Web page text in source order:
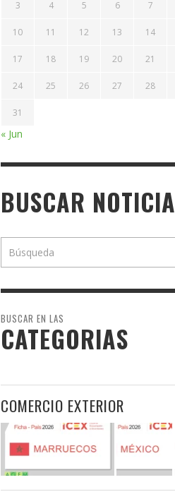
3 4 5 6 7
10 11 12 13 14
17 18 19 20 21
24 25 26 27 28
31
« Jun
BUSCAR NOTICIA
BUSCAR EN LAS
CATEGORIAS
COMERCIO EXTERIOR